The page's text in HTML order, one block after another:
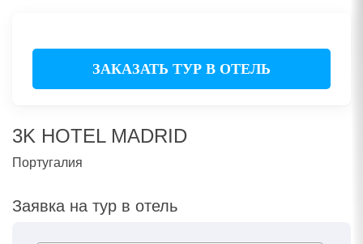
3K HOTEL MADRID
Португалия
Заявка на тур в отель
ЗАКАЗАТЬ ТУР В ОТЕЛЬ